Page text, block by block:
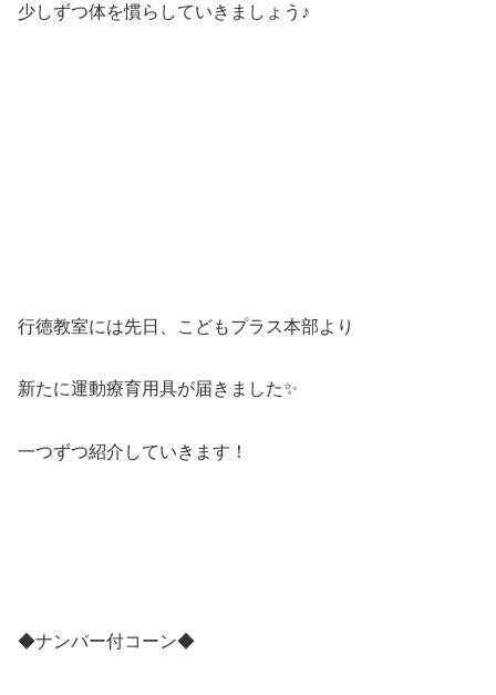
少しずつ体を慣らしていきましょう♪
行徳教室には先日、こどもプラス本部より
新たに運動療育用具が届きました✨
一つずつ紹介していきます！
◆ナンバー付コーン◆